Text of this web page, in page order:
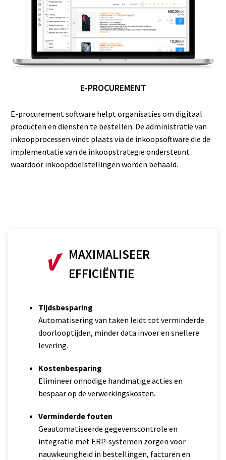
E-PROCUREMENT
E-procurement software helpt organisaties om digitaal
producten en diensten te bestellen. De administratie van
inkoopprocessen vindt plaats via de inkoopsoftware die de
implementatie van de inkoopstrategie ondersteunt
waardoor inkoopdoelstellingen worden behaald.
MAXIMALISEER
EFFICIËNTIE
Tijdsbesparing
Automatisering van taken leidt tot verminderde
doorlooptijden, minder data invoer en snellere
levering.
Kostenbesparing
Elimineer onnodige handmatige acties en
bespaar op de verwerkingskosten.
Verminderde fouten
Geautomatiseerde gegevenscontrole en
integratie met ERP-systemen zorgen voor
nauwkeurigheid in bestellingen, facturen en